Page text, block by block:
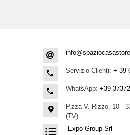
Servizio Clienti: + 39
WhatsApp: +39
P.zza V. Rizzo, 10 -
(TV)
Expo Group Srl